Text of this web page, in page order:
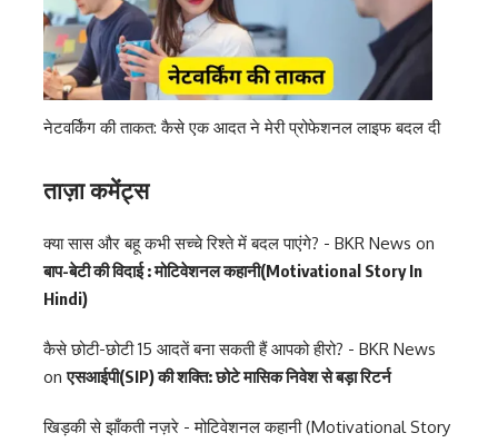
नेटवर्किंग की ताकत: कैसे एक आदत ने मेरी प्रोफेशनल लाइफ बदल दी
ताज़ा कमेंट्स
क्या सास और बहू कभी सच्चे रिश्ते में बदल पाएंगे? - BKR News on
बाप-बेटी की विदाई : मोटिवेशनल कहानी(Motivational Story In
Hindi)
कैसे छोटी-छोटी 15 आदतें बना सकती हैं आपको हीरो? - BKR News
onएसआईपी(SIP) की शक्ति: छोटे मासिक निवेश से बड़ा रिटर्न
खिड़की से झाँकती नज़रे - मोटिवेशनल कहानी (Motivational Story